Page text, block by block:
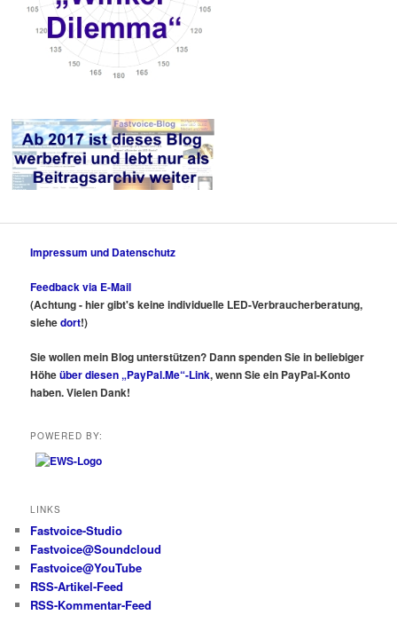
Impressum und Datenschutz
Feedback via E-Mail
(Achtung - hier gibt's keine individuelle LED-Verbraucherberatung,
siehedort!)
Sie wollen mein Blog unterstützen? Dann spenden Sie in beliebiger
Höheüber diesen „PayPal.Me“-Link, wenn Sie ein PayPal-Konto
haben. Vielen Dank!
POWERED BY:
LINKS
Fastvoice-Studio
Fastvoice@Soundcloud
Fastvoice@YouTube
RSS-Artikel-Feed
RSS-Kommentar-Feed